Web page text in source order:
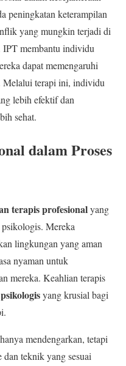
peningkatan keterampilan
yang mungkin terjadi di
IPT membantu individu
dapat memengaruhi
Melalui terapi ini, individu
lebih efektif dan
sehat.
dalam Proses
terapis profesionalyang
psikologis. Mereka
lingkungan yang aman
nyaman untuk
mereka. Keahlian terapis
yang krusial bagi
mendengarkan, tetapi
dan teknik yang sesuai